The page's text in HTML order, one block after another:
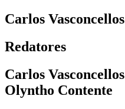
Carlos Vasconcellos
Redatores
Carlos Vasconcellos
Olyntho Contente